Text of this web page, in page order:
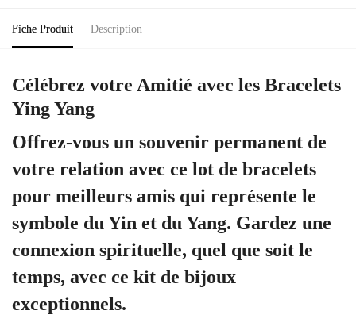
Fiche Produit Description
Célébrez votre Amitié avec les Bracelets
Ying Yang
Offrez-vous un souvenir permanent de
votre relation avec ce lot de bracelets
pour meilleurs amis qui représente le
symbole du Yin et du Yang. Gardez une
connexion spirituelle, quel que soit le
temps, avec ce kit de bijoux
exceptionnels.